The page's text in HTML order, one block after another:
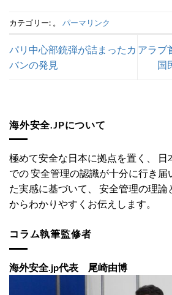
カテゴリー: 。 パーマリンク
パリ中心部銃弾が詰まったカ
バンの発見
アラブ
国
海外安全.JPについて
極めて安全な日本に拠点を置く、 日
での 安全管理の認識が十分に行き届
た実感に基づいて、 安全管理の理論
からわかりやすくお伝えします。
コラム執筆監修者
海外安全.jp代表 尾崎由博